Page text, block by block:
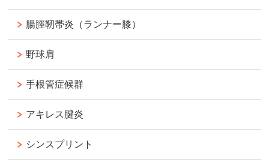
腸脛靭帯炎（ランナー膝）
野球肩
手根管症候群
アキレス腱炎
シンスプリント